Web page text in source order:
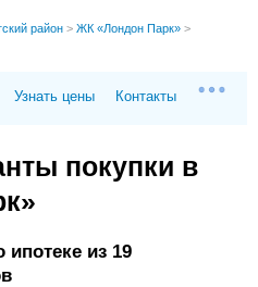
район > ЖК «Лондон Парк» >
Узнать цены Контакты
покупки в
из 19